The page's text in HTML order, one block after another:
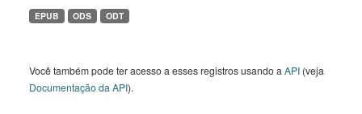
EPUB ODS ODT
Você também pode ter acesso a esses registros usando a API (veja
Documentação da API).